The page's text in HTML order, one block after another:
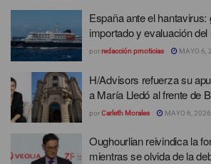
España ante el
importado y evaluación
porredacción prnoticias MAYO 6,
H/Advisors refuerza su
a María Lledó al frente de
porCarleth Morales MAYO 6, 2026
Oughourlian reivindica la
mientras se olvida de la